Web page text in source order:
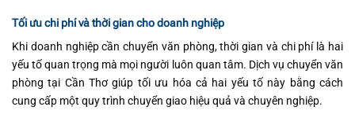
Tối ưu chi phí và thời gian cho doanh nghiệp
Khi doanh nghiệp cần chuyển văn phòng, thời gian và chi phí là hai
yếu tố quan trọng mà mọi người luôn quan tâm. Dịch vụ chuyển văn
phòng tại Cần Thơ giúp tối ưu hóa cả hai yếu tố này bằng cách
cung cấp một quy trình chuyển giao hiệu quả và chuyên nghiệp.